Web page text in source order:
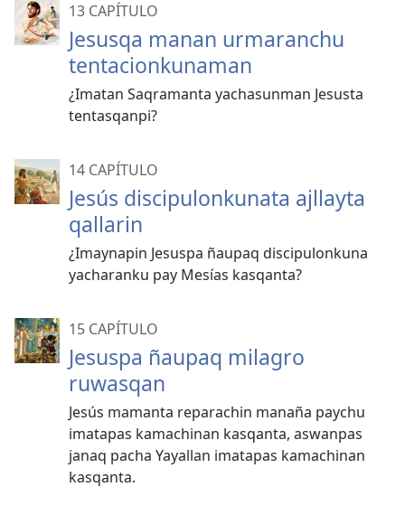
13 CAPÍTULO
Jesusqa manan urmaranchu
tentacionkunaman
¿Imatan Saqramanta yachasunman Jesusta
tentasqanpi?
14 CAPÍTULO
Jesús discipulonkunata ajllayta
qallarin
¿Imaynapin Jesuspa ñaupaq discipulonkuna
yacharanku pay Mesías kasqanta?
15 CAPÍTULO
Jesuspa ñaupaq milagro
ruwasqan
Jesús mamanta reparachin manaña paychu
imatapas kamachinan kasqanta, aswanpas
janaq pacha Yayallan imatapas kamachinan
kasqanta.